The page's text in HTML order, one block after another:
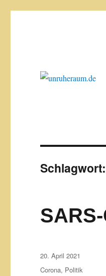
Schlagwort:
Veröffentlicht
am
20. April 2021
Kategorien
Corona, Politik